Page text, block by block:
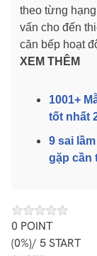
theo từng
vấn cho đến
căn bếp hoạt
XEM THÊM
1001+
tốt nhất
9 sai
gặp cần
0 POINT
(0%)/ 5 START